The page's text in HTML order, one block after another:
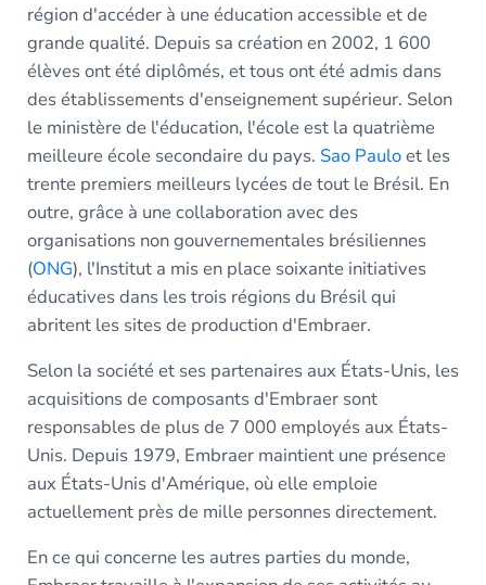
région d'accéder à une éducation accessible et de
grande qualité. Depuis sa création en 2002, 1 600
élèves ont été diplômés, et tous ont été admis dans
des établissements d'enseignement supérieur. Selon
le ministère de l'éducation, l'école est la quatrième
meilleure école secondaire du pays. Sao Pauloet les
trente premiers meilleurs lycées de tout le Brésil. En
outre, grâce à une collaboration avec des
organisations non gouvernementales brésiliennes
(ONG), l'Institut a mis en place soixante initiatives
éducatives dans les trois régions du Brésil qui
abritent les sites de production d'Embraer.
Selon la société et ses partenaires aux États-Unis, les
acquisitions de composants d'Embraer sont
responsables de plus de 7 000 employés aux États-
Unis. Depuis 1979, Embraer maintient une présence
aux États-Unis d'Amérique, où elle emploie
actuellement près de mille personnes directement.
En ce qui concerne les autres parties du monde,